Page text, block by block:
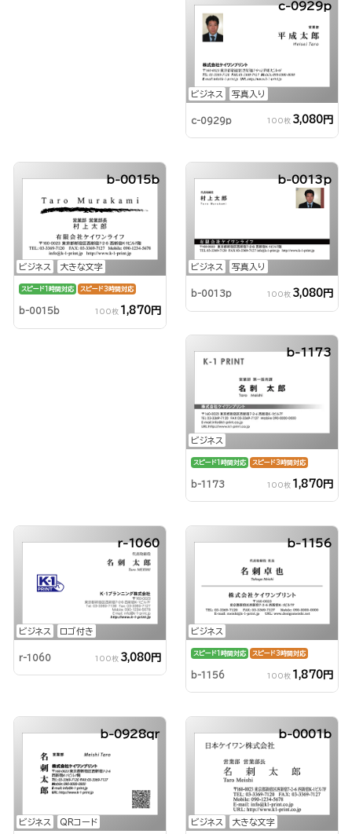
ビジネス 写真入り
c-0929p
c-0929p 100枚 3,080円
ビジネス 大きな文字
b-0015b
スピード1時間対応 スピード3時間対応
b-0015b 100枚 1,870円
ビジネス 写真入り
b-0013p
b-0013p 100枚 3,080円
ビジネス
b-1173
スピード1時間対応 スピード3時間対応
b-1173 100枚 1,870円
ビジネス ロゴ付き
r-1060
r-1060 100枚 3,080円
ビジネス
b-1156
スピード1時間対応 スピード3時間対応
b-1156 100枚 1,870円
ビジネス QRコード
b-0928qr
ビジネス 大きな文字
b-0001b